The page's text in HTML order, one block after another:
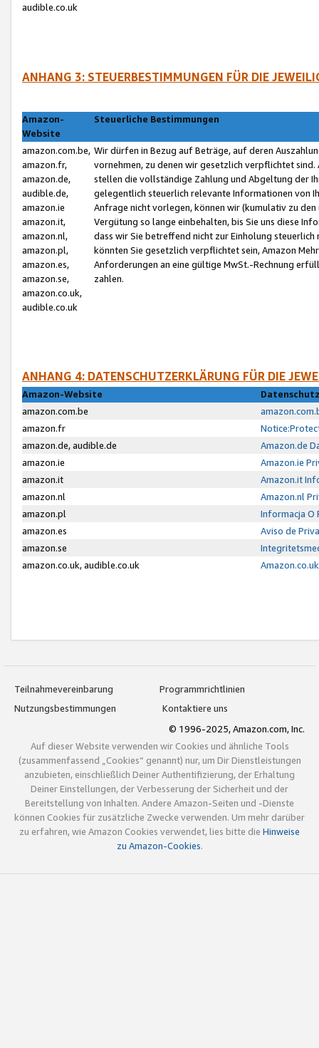
audible.co.uk
ANHANG 3: STEUERBESTIMMUNGEN FÜR DIE
Amazon-
Website
Steuerliche Bestimmungen
amazon.com.be,
amazon.fr,
amazon.de,
audible.de,
amazon.ie
amazon.it,
amazon.nl,
amazon.pl,
amazon.es,
amazon.se,
amazon.co.uk,
audible.co.uk
Wir dürfen in Bezug auf Beträge, auf deren
vornehmen, zu denen wir gesetzlich verpflichtet
stellen die vollständige Zahlung und Abgeltung der
gelegentlich steuerlich relevante Informationen von
Anfrage nicht vorlegen, können wir (kumulativ zu
Vergütung so lange einbehalten, bis Sie uns diese
dass wir Sie betreffend nicht zur Einholung
könnten Sie gesetzlich verpflichtet sein, Amazon
Anforderungen an eine gültige MwSt.-Rechnung
zahlen.
ANHANG 4: DATENSCHUTZERKLÄRUNG FÜR DIE
Amazon-Website
amazon.com.be
amazon.fr
amazon.de, audible.de
Amazon.de
amazon.ie
Amazon.ie
amazon.it
Amazon.it
amazon.nl
Amazon.nl
amazon.pl
Informacja O
amazon.es
Aviso de
amazon.se
amazon.co.uk, audible.co.uk
Teilnahmevereinbarung
Programmrichtlinien
Nutzungsbestimmungen
Kontaktiere uns
© 1996-2025, Amazon.com, Inc.
Auf dieser Website verwenden wir Cookies und ähnliche Tools
(zusammenfassend „Cookies“ genannt) nur, um Dir Dienstleistungen
anzubieten, einschließlich Deiner Authentifizierung, der Erhaltung
Deiner Einstellungen, der Verbesserung der Sicherheit und der
Bereitstellung von Inhalten. Andere Amazon-Seiten und -Dienste
können Cookies für zusätzliche Zwecke verwenden. Um mehr darüber
zu erfahren, wie Amazon Cookies verwendet, lies bitte die Hinweise
zu Amazon-Cookies.